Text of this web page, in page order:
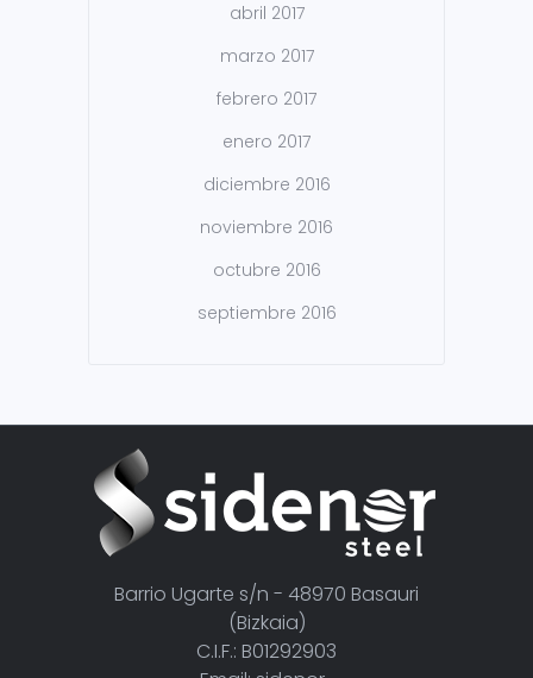
abril 2017
marzo 2017
febrero 2017
enero 2017
diciembre 2016
noviembre 2016
octubre 2016
septiembre 2016
Barrio Ugarte s/n - 48970 Basauri
(Bizkaia)
C.I.F.: B01292903